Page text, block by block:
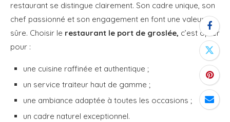
restaurant se distingue clairement. Son cadre unique, son
chef passionné et son engagement en font une valeur
sûre. Choisir le restaurant le port de groslée, c’est opter
pour :
une cuisine raffinée et authentique ;
un service traiteur haut de gamme ;
une ambiance adaptée à toutes les occasions ;
un cadre naturel exceptionnel.